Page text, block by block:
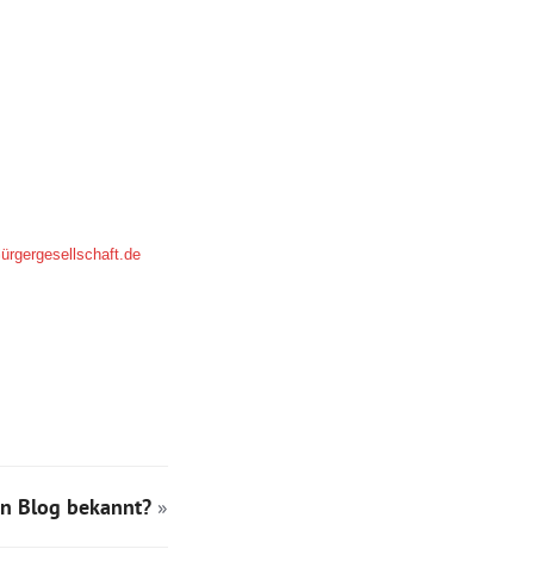
Blog bekannt? »